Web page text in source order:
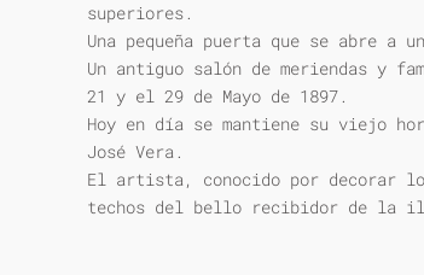
superiores.
Una pequeña puerta que se abre
Un antiguo salón de meriendas y
21 y el 29 de Mayo de 1897.
Hoy en día se mantiene su viejo
José Vera.
El artista, conocido por decorar
techos del bello recibidor de la